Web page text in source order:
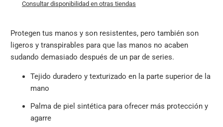
Consultar disponibilidad en otras tiendas
Protegen tus manos y son resistentes, pero también son
ligeros y transpirables para que las manos no acaben
sudando demasiado después de un par de series.
Tejido duradero y texturizado en la parte superior de la
mano
Palma de piel sintética para ofrecer más protección y
agarre